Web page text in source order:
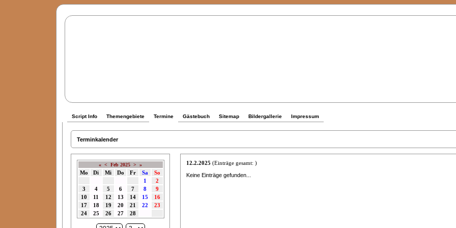
Script Info Themengebiete Termine Gästebuch Sitemap Bildergallerie Impressum
Terminkalender
« < Feb 2025 > »
Mo Di Mi Do Fr Sa
So
1
2
3
4 5 6 7 8
9
10
11 12 13 14 15
16
17
18 19 20 21 22
23
24
25 26 27 28
12.2.2025 (Einträge gesamt: )
Keine Einträge gefunden...